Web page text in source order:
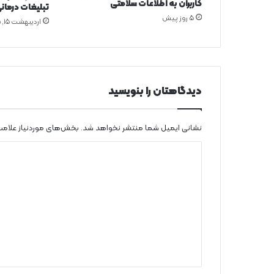
ا
ر
ک
ر
کاربران به اطلاعات سلامتی
5 روز پیش
تبلیغات
اردیبهشت ۱۵, ۱۴۰۵
دیدگاهتان را بنویسید
نشانی ایمیل شما منتشر نخواهد شد. بخش‌های موردنیاز